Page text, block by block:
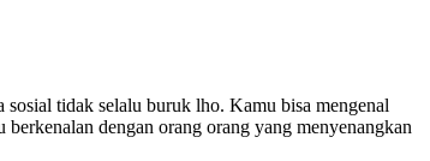
tidak selalu buruk lho. Kamu bisa mengenal
dengan orang orang yang menyenangkan